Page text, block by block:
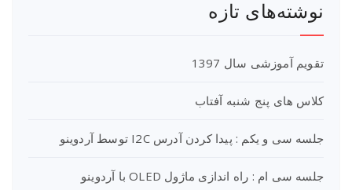
نوشته‌های تازه
تقویم آموزشی سال 1397
کلاس های پنج شنبه آفتاب
جلسه سی و یکم : پیدا کردن آدرس I2C توسط آردوینو
جلسه سی ام : راه اندازی ماژول OLED با آردوینو